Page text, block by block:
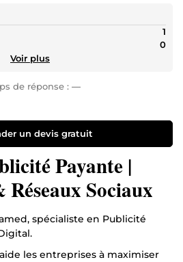
1
0
Voir plus
de réponse : —
un devis gratuit
Payante |
Sociaux
spécialiste en Publicité
les entreprises à maximiser